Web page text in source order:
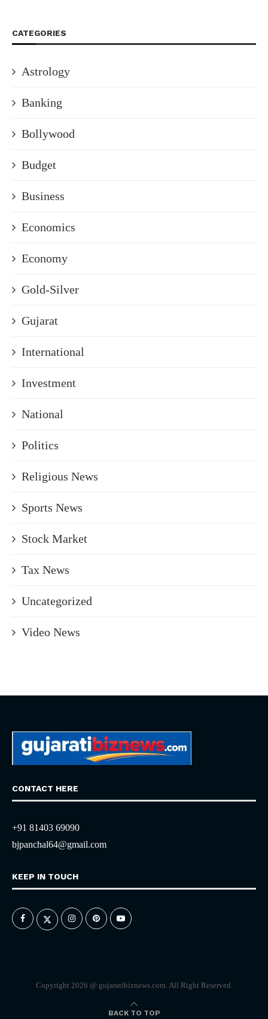
CATEGORIES
Astrology
Banking
Bollywood
Budget
Business
Economics
Economy
Gold-Silver
Gujarat
International
Investment
National
Politics
Religious News
Sports News
Stock Market
Tax News
Uncategorized
Video News
CONTACT HERE
+91 81403 69090
bjpanchal64@gmail.com
KEEP IN TOUCH
Copyright 2026 @ gujaratibiznews.com. All Right Reserved.
BACK TO TOP